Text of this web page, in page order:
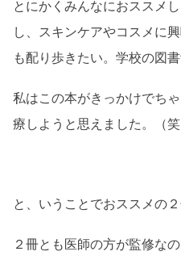
とにかくみんなにおススメ
し、スキンケアやコスメに
も配り歩きたい。学校の図
私はこの本がきっかけでち
療しようと思えました。（笑
と、いうことでおススメの２
２冊とも医師の方が監修な